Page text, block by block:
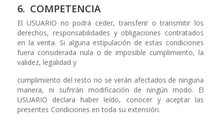
6. COMPETENCIA
El USUARIO no podrá ceder, transferir o transmitir los
derechos, responsabilidades y obligaciones contratados
en la venta. Si alguna estipulación de estas condiciones
fuera considerada nula o de imposible cumplimiento, la
validez, legalidad y
cumplimiento del resto no se verán afectados de ninguna
manera, ni sufrirán modificación de ningún modo. El
USUARIO declara haber leído, conocer y aceptar las
presentes Condiciones en toda su extensión.